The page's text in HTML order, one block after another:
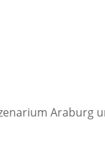
Araburg